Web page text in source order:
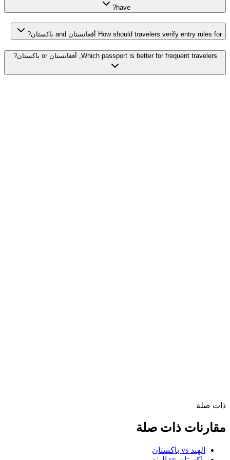
have?
How should travelers verify entry rules for أفغانستان and باكستان?
Which passport is better for frequent travelers, أفغانستان or باكستان?
ذات صلة
مقارنات ذات صلة
الهند vs باكستان